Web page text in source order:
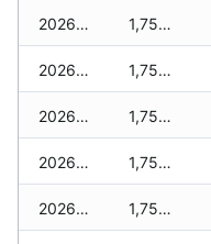
2026-07-20 1,750 zł
2026-07-18 1,750 zł
2026-07-17 1,750 zł
2026-07-16 1,750 zł
2026-07-15 1,750 zł